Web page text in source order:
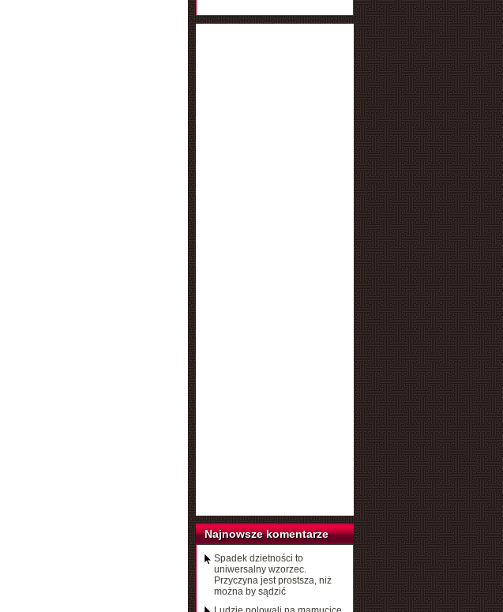
Najnowsze komentarze
Spadek dzietności to
uniwersalny wzorzec.
Przyczyna jest prostsza, niż
można by sądzić